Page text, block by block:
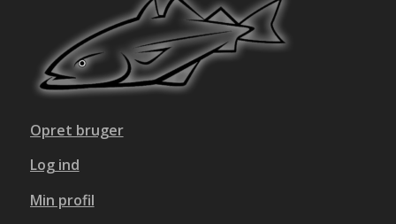
Opret bruger
Log ind
Min profil